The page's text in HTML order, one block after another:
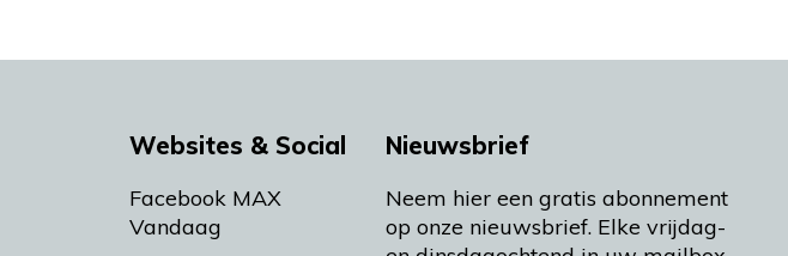
Websites & Social
Facebook MAX
Vandaag
Nieuwsbrief
Neem hier een gratis abonnement
op onze nieuwsbrief. Elke vrijdag-